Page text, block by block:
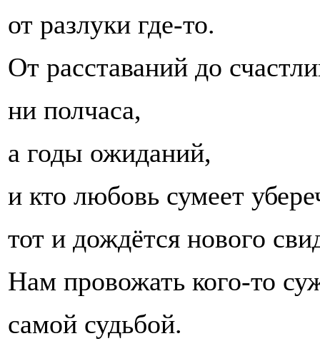
от разлуки где-то.
От расставаний до
ни полчаса,
а годы ожиданий,
и кто любовь сумеет
тот и дождётся нового
Нам провожать кого-то
самой судьбой.